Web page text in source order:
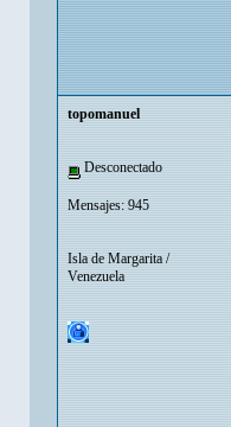
topomanuel
Desconectado
Mensajes: 945
Isla de Margarita /
Venezuela